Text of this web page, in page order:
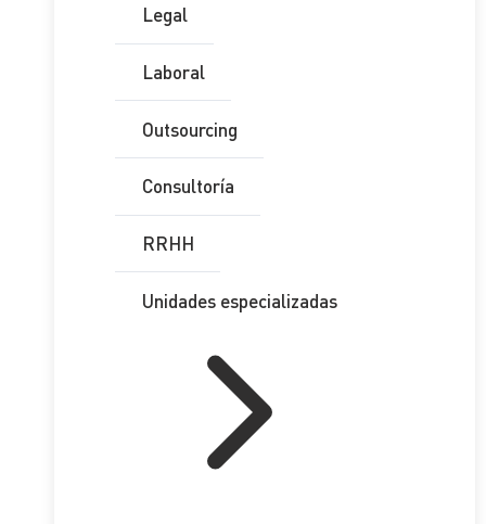
Legal
Laboral
Outsourcing
Consultoría
RRHH
Unidades especializadas